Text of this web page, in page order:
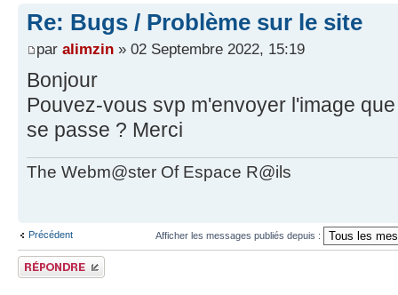
Re: Bugs / Problème sur le site
par alimzin » 02 Septembre 2022, 15:19
Bonjour
Pouvez-vous svp m'envoyer l'image
se passe ? Merci
The Webm@ster Of Espace R@ils
Précédent Afficher les messages publiés depuis :
Publier une réponse